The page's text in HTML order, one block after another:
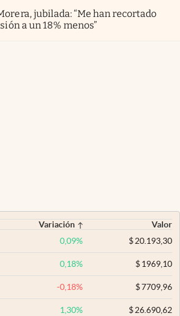
jubilada: “Me han recortado
a un 18% menos”
Variación
Valor
0,09% $20.193,30
0,18% $1969,10
-0,18% $7709,96
1,30% $26.690,62